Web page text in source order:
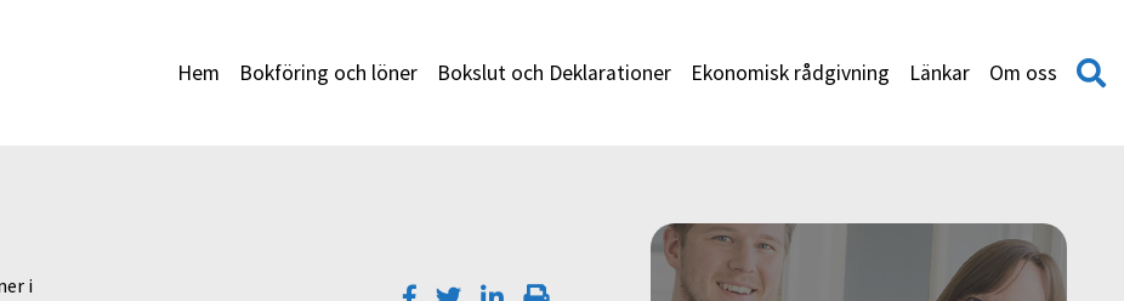
Hem Bokföring och löner Bokslut och Deklarationer Ekonomisk rådgivning Länkar Om oss
i